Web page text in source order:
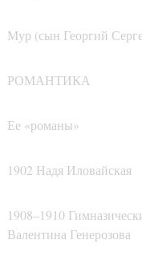
Мур (сын Георгий
РОМАНТИКА
Ее «романы»
1902 Надя Иловайская
1908–1910
Валентина Генерозова